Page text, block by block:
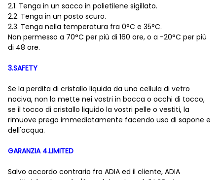
2.1. Tenga in un sacco in polietilene sigillato.
2.2. Tenga in un posto scuro.
2.3. Tenga nella temperatura fra 0°C e 35°C.
Non permesso a 70°C per più di 160 ore, o a -20°C per più
di 48 ore.
3.SAFETY
Se la perdita di cristallo liquida da una cellula di vetro
nociva, non la mette nei vostri in bocca o occhi di tocco,
se il tocco di cristallo liquido la vostri pelle o vestiti, la
rimuove prego immediatamente facendo uso di sapone e
dell'acqua.
GARANZIA 4.LIMITED
Salvo accordo contrario fra ADIA ed il cliente, ADIA